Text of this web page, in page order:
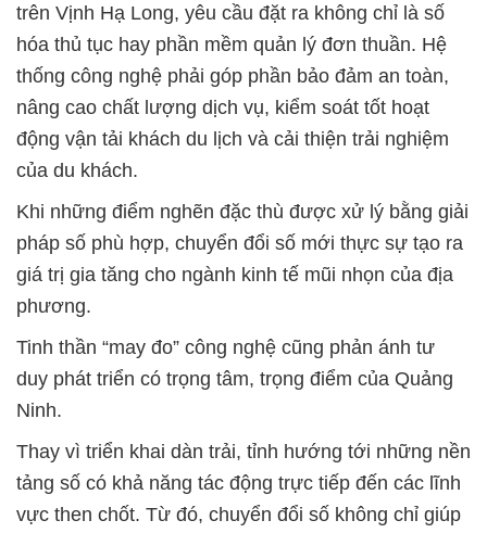
trên Vịnh Hạ Long, yêu cầu đặt ra không chỉ là số
hóa thủ tục hay phần mềm quản lý đơn thuần. Hệ
thống công nghệ phải góp phần bảo đảm an toàn,
nâng cao chất lượng dịch vụ, kiểm soát tốt hoạt
động vận tải khách du lịch và cải thiện trải nghiệm
của du khách.
Khi những điểm nghẽn đặc thù được xử lý bằng giải
pháp số phù hợp, chuyển đổi số mới thực sự tạo ra
giá trị gia tăng cho ngành kinh tế mũi nhọn của địa
phương.
Tinh thần “may đo” công nghệ cũng phản ánh tư
duy phát triển có trọng tâm, trọng điểm của Quảng
Ninh.
Thay vì triển khai dàn trải, tỉnh hướng tới những nền
tảng số có khả năng tác động trực tiếp đến các lĩnh
vực then chốt. Từ đó, chuyển đổi số không chỉ giúp